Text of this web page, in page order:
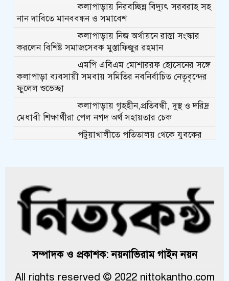
কলাপাড়ায় নিরবচ্ছিন্ন বিদ্যুৎ সরবরাহ সহ
নান দাবিতে মানববন্ধন ও সমাবেশ
কলাপাড়ায় নিজ অর্থায়নে রাস্তা সংস্কার
করলেন বিশিষ্ট সমাজসেবক মুস্তাফিজুর রহমান
এমপি এবিএম মোশাররফ হোসেনের সঙ্গে
কলাপাড়া ব্যবসায়ী সমবায় সমিতির নবনির্বাচিত নেতৃবৃন্দের
ফুলেল শুভেচ্ছা
কলাপাড়ায় গৃহহীন,প্রতিবন্ধী, দুস্থ ও দরিদ্র
মেধাবী শিক্ষার্থীরা পেল নগদ অর্থ সহায়তার চেক
পটুয়াখালীতে পতিতালয় থেকে যুবকের
কলাপাড়ায় পাটাতন ভেঙ্গে পড়া সেই
মসজিদের সংস্কার কাজ শুরু
কলাপাড়ায় মুদি ব্যাবসায়ীর ওপর সন্ত্রাসী
হামলা, গুরুতর অবস্থায় বরিশালে রেফার
সম্পাদক ও প্রকাশক: নয়নাভিরাম গাইন নয়ন
All rights reserved © 2022 nittokantho.com